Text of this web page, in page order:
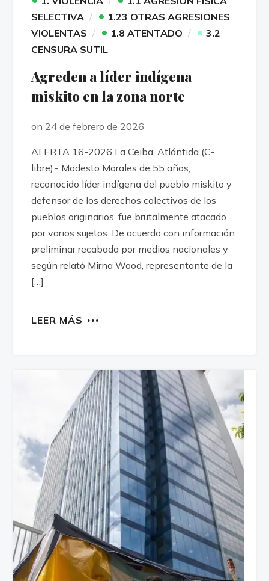
SELECTIVA
• 1.23 OTRAS AGRESIONES
VIOLENTAS
• 1.8 ATENTADO • 3.2
CENSURA SUTIL
Agreden a líder indígena
miskito en la zona norte
on 24 de febrero de 2026
ALERTA 16-2026 La Ceiba, Atlántida (C-
libre).- Modesto Morales de 55 años,
reconocido líder indígena del pueblo miskito y
defensor de los derechos colectivos de los
pueblos originarios, fue brutalmente atacado
por varios sujetos. De acuerdo con información
preliminar recabada por medios nacionales y
según relató Mirna Wood, representante de la
[…]
LEER MÁS